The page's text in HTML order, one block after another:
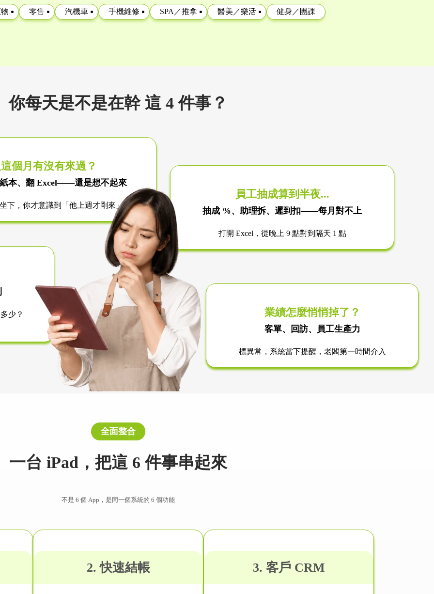
零售 汽機車 手機維修 SPA／推拿 醫美／樂活 健身／團課
你每天是不是在幹 這 4 件事？
個月有沒有來過？
本、翻 Excel——還是想不起來
下，你才意識到「他上週才剛來」
員工抽成算到半夜...
抽成 %、助理拆、遲到扣——每月對不上
打開 Excel，從晚上 9 點對到隔天 1 點
少？ 業績怎麼悄悄掉了？
客單、回訪、員工生產力
標異常，系統當下提醒，老闆第一時間介入
全面整合
一台 iPad，把這 6 件事串起來
不是 6 個 App，是同一個系統的 6 個功能
2. 快速結帳 3. 客戶 CRM